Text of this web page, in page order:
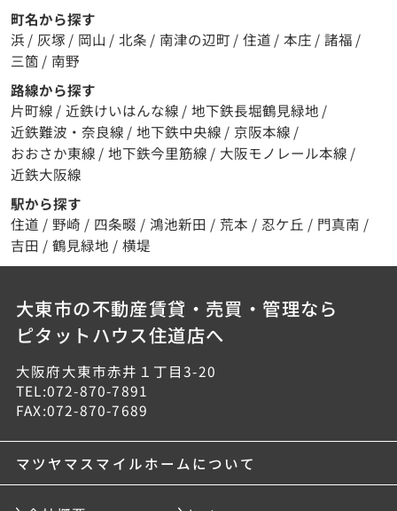
町名から探す
浜 / 灰塚 / 岡山 / 北条 / 南津の辺町 / 住道 / 本庄 / 諸福 /
三箇 / 南野
路線から探す
片町線 / 近鉄けいはんな線 / 地下鉄長堀鶴見緑地 /
近鉄難波・奈良線 / 地下鉄中央線 / 京阪本線 /
おおさか東線 / 地下鉄今里筋線 / 大阪モノレール本線 /
近鉄大阪線
駅から探す
住道 / 野崎 / 四条畷 / 鴻池新田 / 荒本 / 忍ケ丘 / 門真南 /
吉田 / 鶴見緑地 / 横堤
大東市の不動産賃貸・売買・管理なら
ピタットハウス住道店へ
大阪府大東市赤井１丁目3-20
TEL:072-870-7891
FAX:072-870-7689
マツヤマスマイルホームについて